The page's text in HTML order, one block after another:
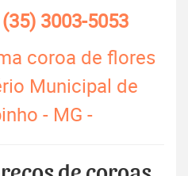
(35) 3003-5053
coroa de flores
Municipal de
- MG -